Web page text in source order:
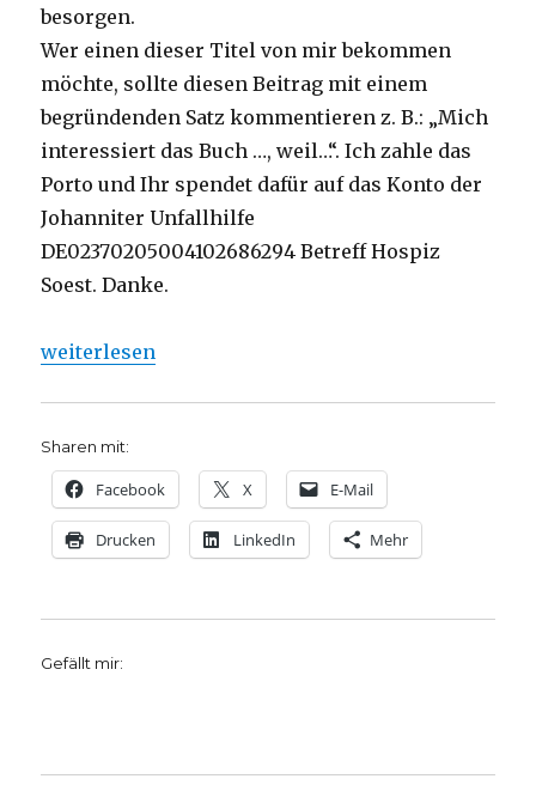
besorgen.
Wer einen dieser Titel von mir bekommen
möchte, sollte diesen Beitrag mit einem
begründenden Satz kommentieren z. B.: „Mich
interessiert das Buch …, weil…“. Ich zahle das
Porto und Ihr spendet dafür auf das Konto der
Johanniter Unfallhilfe
DE02370205004102686294 Betreff Hospiz
Soest. Danke.
„Bücher kurz vor Weihnachten kaufen, Christoph
weiterlesen
Sharen mit:
Facebook X E-Mail
Drucken LinkedIn Mehr
Gefällt mir: